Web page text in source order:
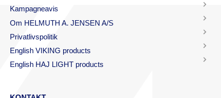
Kampagneavis
Om HELMUTH A. JENSEN A/S
Privatlivspolitik
English VIKING products
English HAJ LIGHT products